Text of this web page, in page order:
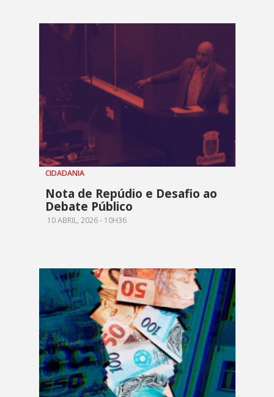
CIDADANIA
Nota de Repúdio e Desafio ao
Debate Público
10 ABRIL, 2026 - 10H36